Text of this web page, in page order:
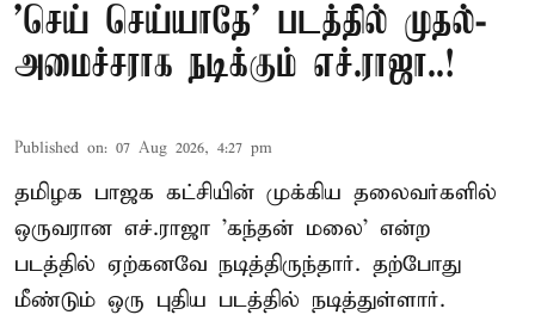
'செய் செய்யாதே' படத்தில் முதல்-
அமைச்சராக நடிக்கும் எச்.ராஜா..!
Published on: 07 Aug 2026, 4:27 pm
தமிழக பாஜக கட்சியின் முக்கிய தலைவர்களில்
ஒருவரான எச்.ராஜா 'கந்தன் மலை' என்ற
படத்தில் ஏற்கனவே நடித்திருந்தார். தற்போது
மீண்டும் ஒரு புதிய படத்தில் நடித்துள்ளார்.